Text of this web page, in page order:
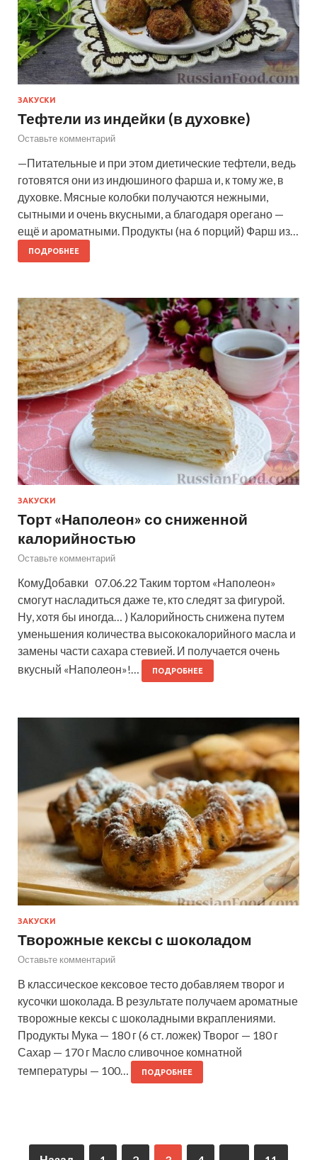
ЗАКУСКИ
Тефтели из индейки (в духовке)
Оставьте комментарий
—Питательные и при этом диетические тефтели, ведь
готовятся они из индюшиного фарша и, к тому же, в
духовке. Мясные колобки получаются нежными,
сытными и очень вкусными, а благодаря орегано —
ещё и ароматными. Продукты (на 6 порций) Фарш из…
ПОДРОБНЕЕ
ЗАКУСКИ
Торт «Наполеон» со сниженной
калорийностью
Оставьте комментарий
КомуДобавки 07.06.22 Таким тортом «Наполеон»
смогут насладиться даже те, кто следят за фигурой.
Ну, хотя бы иногда… ) Калорийность снижена путем
уменьшения количества высококалорийного масла и
замены части сахара стевией. И получается очень
вкусный «Наполеон»!…
ПОДРОБНЕЕ
ЗАКУСКИ
Творожные кексы с шоколадом
Оставьте комментарий
В классическое кексовое тесто добавляем творог и
кусочки шоколада. В результате получаем ароматные
творожные кексы с шоколадными вкраплениями.
Продукты Мука — 180 г (6 ст. ложек) Творог — 180 г
Сахар — 170 г Масло сливочное комнатной
температуры — 100…
ПОДРОБНЕЕ